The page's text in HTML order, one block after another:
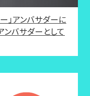
」アンバサダーに
ンバサダーとして